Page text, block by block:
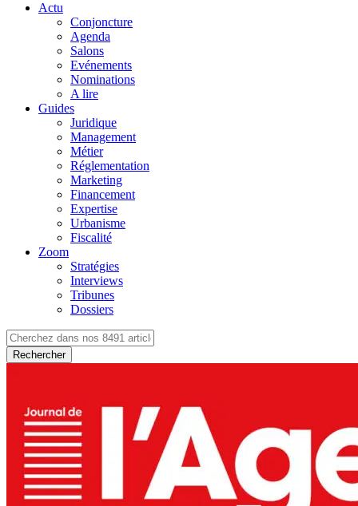
Actu
Conjoncture
Agenda
Salons
Evénements
Nominations
A lire
Guides
Juridique
Management
Métier
Réglementation
Marketing
Financement
Expertise
Urbanisme
Fiscalité
Zoom
Stratégies
Interviews
Tribunes
Dossiers
Rechercher